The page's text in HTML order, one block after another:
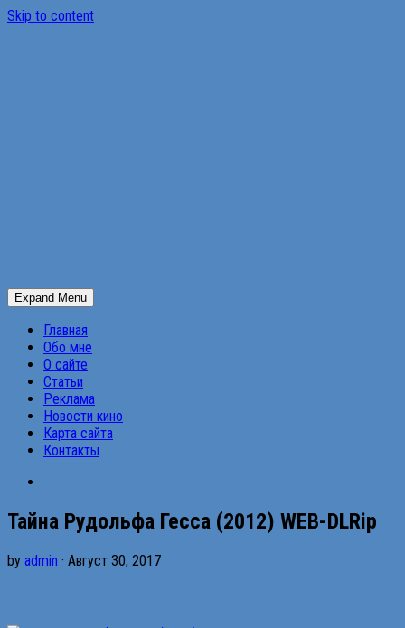
Skip to content
Expand Menu
Главная
Обо мне
О сайте
Статьи
Реклама
Новости кино
Карта сайта
Контакты
Тайна Рудольфа Гесса (2012) WEB-DLRip
by admin · Август 30, 2017